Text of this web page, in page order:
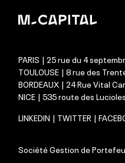
PARIS | 25 rue du 4
TOULOUSE | 8 rue des
BORDEAUX | 24 Rue Vital
NICE | 535 route des Lucioles
LINKEDIN | TWITTER |
Société Gestion de